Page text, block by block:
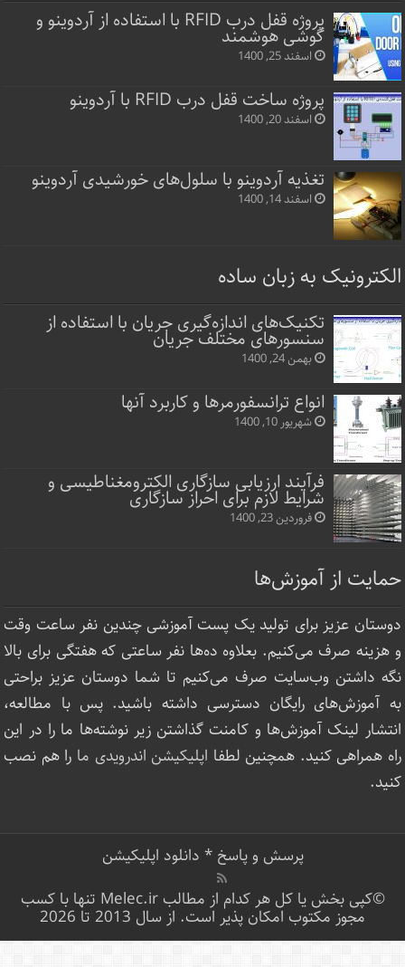
پروژه قفل‌ درب RFID با استفاده از آردوینو و
گوشی هوشمند
اسفند 25, 1400
پروژه ساخت قفل‌ درب RFID با آردوینو
اسفند 20, 1400
تغذیه آردوینو با سلول‌های خورشیدی آردوینو
اسفند 14, 1400
الکترونیک به زبان ساده
تکنیک‌های اندازه‌گیری جریان با استفاده از
سنسورهای مختلف جریان
بهمن 24, 1400
انواع ترانسفورمرها و کاربرد آنها
شهریور 10, 1400
فرآیند ارزیابی سازگاری الکترومغناطیسی و
شرایط لازم برای احراز سازگاری
فروردین 23, 1400
حمایت از آموزش‌ها
دوستان عزیز برای تولید یک پست آموزشی چندین نفر ساعت‌ وقت
و هزینه صرف می‌کنیم. بعلاوه ده‌ها نفر ساعتی که هفتگی برای بالا
نگه داشتن وب‌سایت صرف ‌می‌کنیم تا شما دوستان عزیز براحتی
به آموزش‌های رایگان دسترسی داشته باشید. پس با مطالعه،
انتشار لینک‌ آموزش‌ها و کامنت گذاشتن زیر نوشته‌‌ها ما را در این
راه همراهی کنید. همچنین لطفا اپلیکیشن اندرویدی ما را هم نصب
کنید.
پرسش و پاسخ* دانلود اپلیکیشن
©کپی بخش یا کل هر کدام از مطالب Melec.ir تنها با کسب
مجوز مکتوب امکان پذیر است. از سال 2013 تا 2026